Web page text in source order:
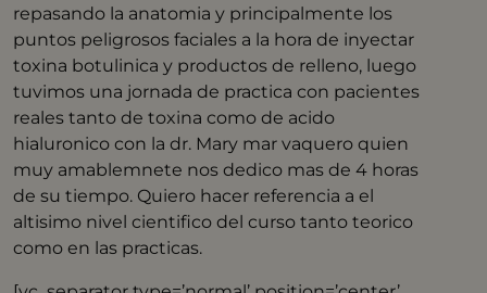
repasando la anatomia y principalmente los
puntos peligrosos faciales a la hora de inyectar
toxina botulinica y productos de relleno, luego
tuvimos una jornada de practica con pacientes
reales tanto de toxina como de acido
hialuronico con la dr. Mary mar vaquero quien
muy amablemnete nos dedico mas de 4 horas
de su tiempo. Quiero hacer referencia a el
altisimo nivel cientifico del curso tanto teorico
como en las practicas.